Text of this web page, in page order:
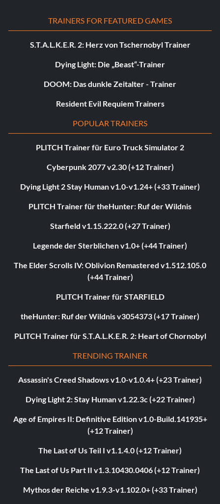
TRAINERS FOR FEATURED GAMES
S.T.A.L.K.E.R. 2: Herz von Tschernobyl Trainer
Dying Light: Die „Beast“-Trainer
DOOM: Das dunkle Zeitalter - Trainer
Resident Evil Requiem Trainers
POPULAR TRAINERS
PLITCH Trainer für Euro Truck Simulator 2
Cyberpunk 2077 v2.30 (+12 Trainer)
Dying Light 2 Stay Human v1.0-v1.24+ (+33 Trainer)
PLITCH Trainer für theHunter: Ruf der Wildnis
Starfield v1.15.222.0 (+27 Trainer)
Legende der Sterblichen v1.0+ (+44 Trainer)
The Elder Scrolls IV: Oblivion Remastered v1.512.105.0
(+44 Trainer)
PLITCH Trainer für STARFIELD
theHunter: Ruf der Wildnis v3054373 (+17 Trainer)
PLITCH Trainer für S.T.A.L.K.E.R. 2: Heart of Chornobyl
TRENDING TRAINER
Assassin's Creed Shadows v1.0-v1.0.4+ (+23 Trainer)
Dying Light 2: Stay Human v1.22.3c (+22 Trainer)
Age of Empires II: Definitive Edition v1.0-Build.141935+
(+12 Trainer)
The Last of Us Teil I v1.1.4.0 (+12 Trainer)
The Last of Us Part II v1.3.10430.0406 (+12 Trainer)
Mythos der Reiche v1.9.3-v1.102.0+ (+33 Trainer)